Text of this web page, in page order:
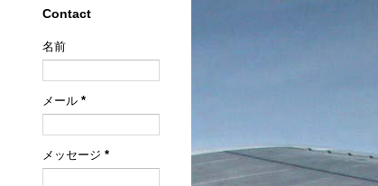
Contact
名前
メール *
メッセージ *